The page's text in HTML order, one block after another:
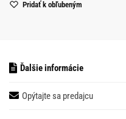
Pridať k obľubeným
Ďalšie informácie
Opýtajte sa predajcu